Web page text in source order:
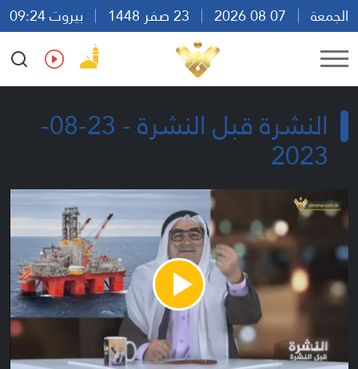
الجمعة
بيروت 09:24
Ar
En Fr Es
النشرة قبل النشرة - 23-08-
2023
Play
Video